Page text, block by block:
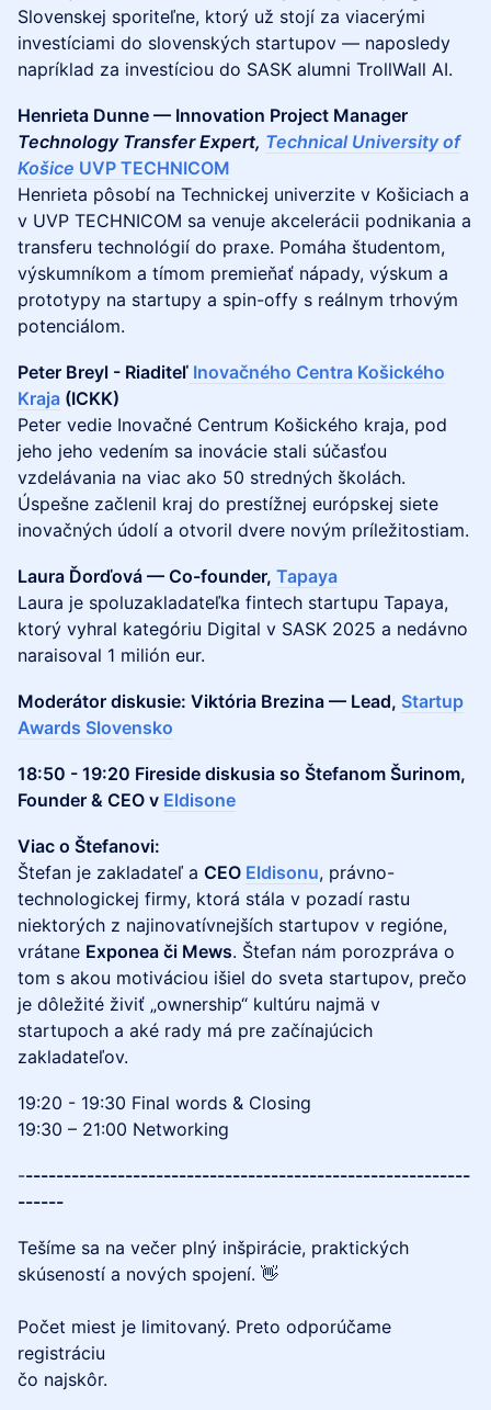
Slovenskej sporiteľne, ktorý už stojí za viacerými
investíciami do slovenských startupov — naposledy
napríklad za investíciou do SASK alumni TrollWall AI.
Henrieta Dunne — Innovation Project Manager
Technology Transfer Expert, Technical University of
Košice UVP TECHNICOM
Henrieta pôsobí na Technickej univerzite v Košiciach a
v UVP TECHNICOM sa venuje akcelerácii podnikania a
transferu technológií do praxe. Pomáha študentom,
výskumníkom a tímom premieňať nápady, výskum a
prototypy na startupy a spin-offy s reálnym trhovým
potenciálom.
Peter Breyl - Riaditeľ Inovačného Centra Košického
Kraja (ICKK)
Peter vedie Inovačné Centrum Košického kraja, pod
jeho jeho vedením sa inovácie stali súčasťou
vzdelávania na viac ako 50 stredných školách.
Úspešne začlenil kraj do prestížnej európskej siete
inovačných údolí a otvoril dvere novým príležitostiam.
Laura Ďorďová — Co-founder, Tapaya
Laura je spoluzakladateľka fintech startupu Tapaya,
ktorý vyhral kategóriu Digital v SASK 2025 a nedávno
naraisoval 1 milión eur.
Moderátor diskusie: Viktória Brezina — Lead, Startup
Awards Slovensko
18:50 - 19:20 Fireside diskusia so Štefanom Šurinom,
Founder & CEO v Eldisone
Viac o Štefanovi:
Štefan je zakladateľ a CEO Eldisonu, právno-
technologickej firmy, ktorá stála v pozadí rastu
niektorých z najinovatívnejších startupov v regióne,
vrátane Exponea či Mews. Štefan nám porozpráva o
tom s akou motiváciou išiel do sveta startupov, prečo
je dôležité živiť „ownership“ kultúru najmä v
startupoch a aké rady má pre začínajúcich
zakladateľov.
19:20 - 19:30 Final words & Closing
19:30 – 21:00 Networking
-----------------------------------------------------------
------
Tešíme sa na večer plný inšpirácie, praktických
skúseností a nových spojení. 👋
Počet miest je limitovaný. Preto odporúčame
registráciu
čo najskôr.